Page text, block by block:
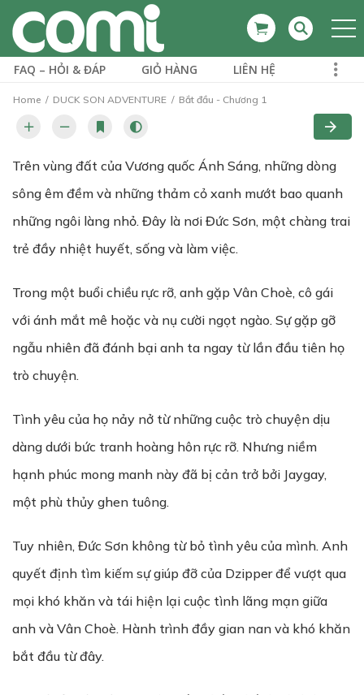
FAQ – HỎI & ĐÁP GIỎ HÀNG LIÊN HỆ
Home DUCK SON ADVENTURE Bắt đầu - Chương 1
Trên vùng đất của Vương quốc Ánh Sáng, những dòng
sông êm đềm và những thảm cỏ xanh mướt bao quanh
những ngôi làng nhỏ. Đây là nơi Đức Sơn, một chàng trai
trẻ đầy nhiệt huyết, sống và làm việc.
Trong một buổi chiều rực rỡ, anh gặp Vân Choè, cô gái
với ánh mắt mê hoặc và nụ cười ngọt ngào. Sự gặp gỡ
ngẫu nhiên đã đánh bại anh ta ngay từ lần đầu tiên họ
trò chuyện.
Tình yêu của họ nảy nở từ những cuộc trò chuyện dịu
dàng dưới bức tranh hoàng hôn rực rỡ. Nhưng niềm
hạnh phúc mong manh này đã bị cản trở bởi Jaygay,
một phù thủy ghen tuông.
Tuy nhiên, Đức Sơn không từ bỏ tình yêu của mình. Anh
quyết định tìm kiếm sự giúp đỡ của Dzipper để vượt qua
mọi khó khăn và tái hiện lại cuộc tình lãng mạn giữa
anh và Vân Choè. Hành trình đầy gian nan và khó khăn
bắt đầu từ đây.